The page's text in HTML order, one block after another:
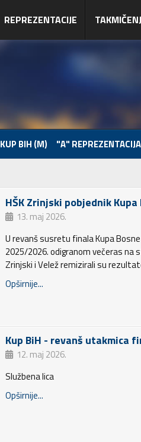
REPREZENTACIJE
KUP BIH (M) "A"
HŠK Zrinjski pobjednik
13. maj 2026.
U revanš susretu finala Kupa
2025/2026. odigranom večeras na
Zrinjski i Velež remizirali su
Opširnije...
Kup BiH - revanš utakmica
12. maj 2026.
Službena lica
Opširnije...